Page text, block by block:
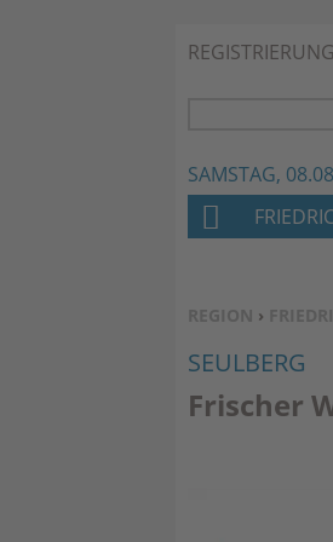
SAMSTAG,
SIE BEFINDEN
REGION ›
SEULBERG
Frischer
H
M
E